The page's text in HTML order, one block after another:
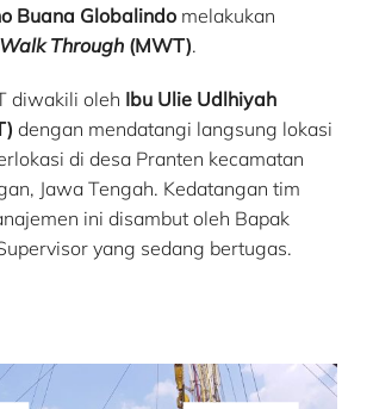
Buana Globalindomelakukan
Through(MWT).
diwakili oleh Ibu Ulie Udlhiyah
dengan mendatangi langsung lokasi
di desa Pranten kecamatan
Jawa Tengah. Kedatangan tim
ini disambut oleh Bapak
yang sedang bertugas.